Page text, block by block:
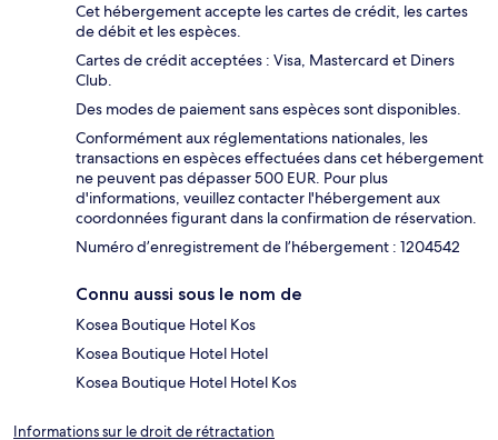
Cet hébergement accepte les cartes de crédit, les cartes
de débit et les espèces.
Cartes de crédit acceptées : Visa, Mastercard et Diners
Club.
Des modes de paiement sans espèces sont disponibles.
Conformément aux réglementations nationales, les
transactions en espèces effectuées dans cet hébergement
ne peuvent pas dépasser 500 EUR. Pour plus
d'informations, veuillez contacter l'hébergement aux
coordonnées figurant dans la confirmation de réservation.
Numéro d’enregistrement de l’hébergement : 1204542
Connu aussi sous le nom de
Kosea Boutique Hotel Kos
Kosea Boutique Hotel Hotel
Kosea Boutique Hotel Hotel Kos
Informations sur le droit de rétractation